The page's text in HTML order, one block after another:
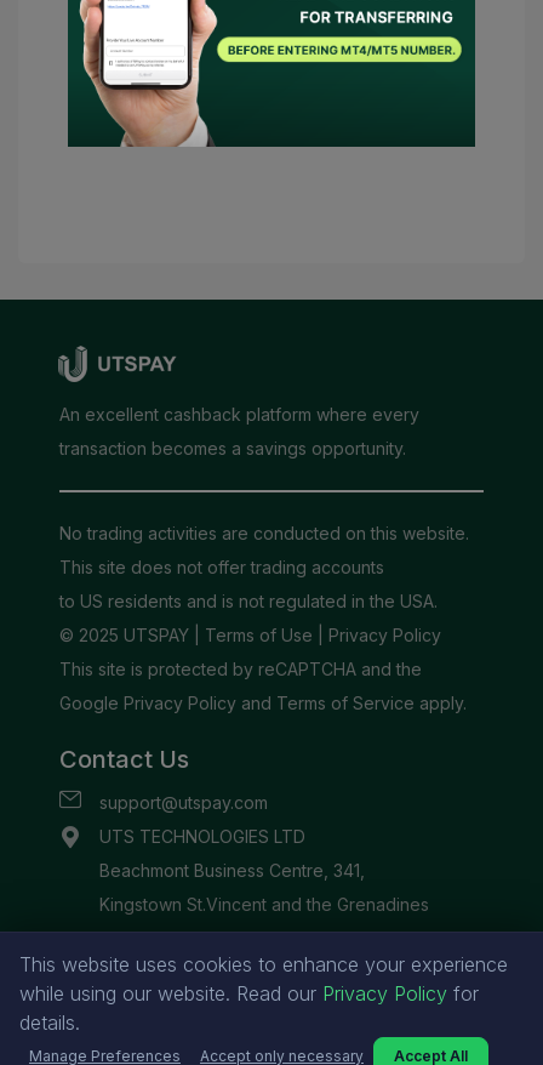
giới thay mặt tôi. Trong trường hợp có
điều kiện cần thiết, UTSPAY sẽ được coi là
cố vấn của tôi.
This website uses cookies to enhance your experience
while using our website. Read our Privacy Policy for
details.
Manage Preferences Accept only necessary Accept All